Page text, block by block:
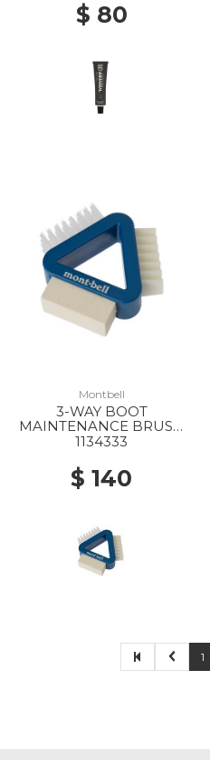
$ 80
Montbell
3-WAY BOOT
MAINTENANCE BRUSH
BGN
1134333
$ 140
1